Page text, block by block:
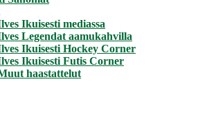
Ikuisesti mediassa
Legendat aamukahvilla
Ikuisesti Hockey Corner
Ikuisesti Futis Corner
haastattelut